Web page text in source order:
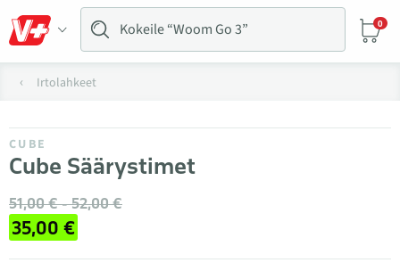
0
Irtolahkeet
CUBE
Cube Säärystimet
51,00 € - 52,00 €
35,00 €